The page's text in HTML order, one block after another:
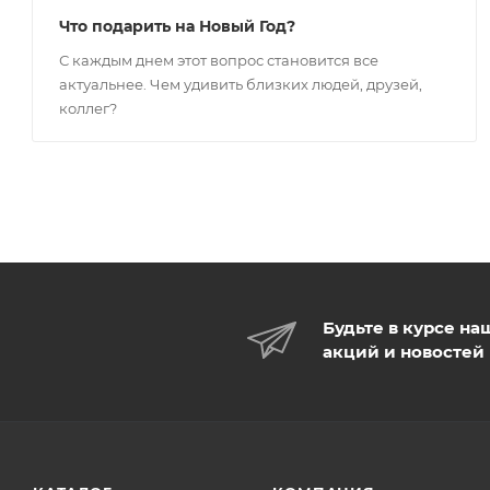
Что подарить на Новый Год?
С каждым днем этот вопрос становится все
актуальнее. Чем удивить близких людей, друзей,
коллег?
Будьте в курсе
акций и новостей